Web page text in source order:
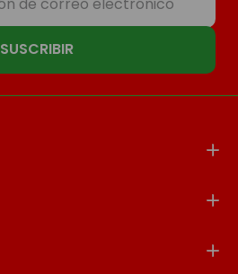
SUSCRIBIR